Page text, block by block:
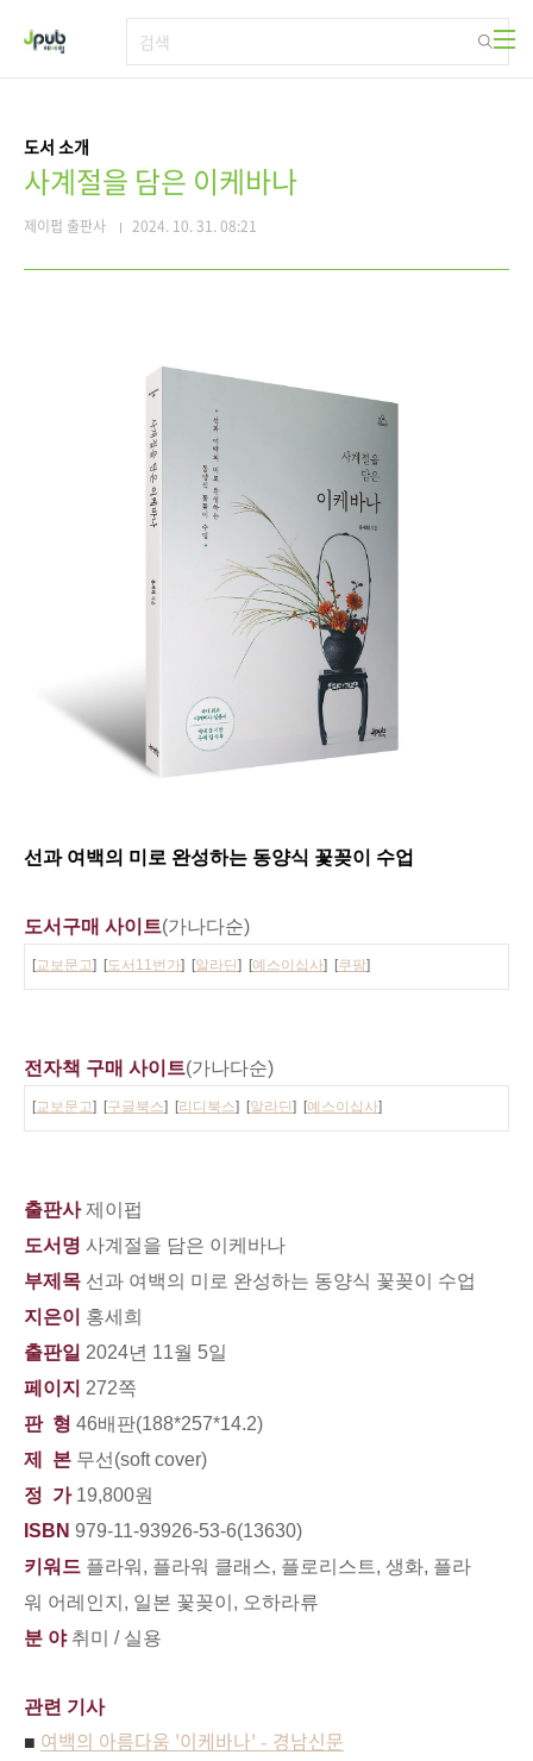
도서 소개
사계절을 담은 이케바나
제이펍 출판사 2024. 10. 31. 08:21
선과 여백의 미로 완성하는 동양식 꽃꽂이 수업
도서구매 사이트(가나다순)
[교보문고] [도서11번가] [알라딘] [예스이십사] [쿠팡]
전자책 구매 사이트(가나다순)
[교보문고] [구글북스] [리디북스] [알라딘] [예스이십사]
출판사 제이펍
도서명 사계절을 담은 이케바나
부제목 선과 여백의 미로 완성하는 동양식 꽃꽂이 수업
지은이
홍세희
출판일 2024년 11월 5일
페이지 272쪽
판 형 46배판(188*257*14.2)
제 본 무선(soft cover)
정 가19,800원
ISBN 979-11-93926-53-6(13630)
키워드 플라워, 플라워 클래스, 플로리스트, 생화, 플라
워 어레인지, 일본 꽃꽂이, 오하라류
분 야 취미 / 실용
관련 기사
■ 여백의 아름다움 '이케바나' - 경남신문